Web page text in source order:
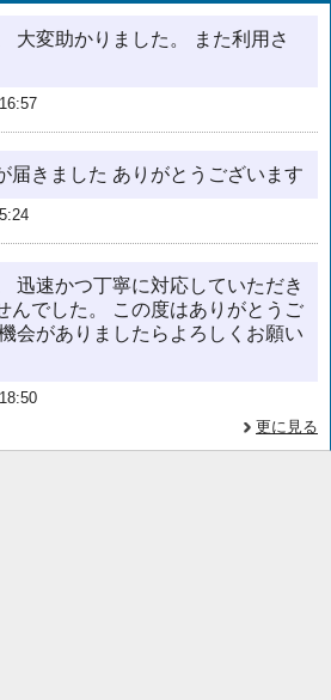
大変助かりました。 また利用さ
届きました ありがとうございます
迅速かつ丁寧に対応していただき
んでした。 この度はありがとうご
会がありましたらよろしくお願い
更に見る